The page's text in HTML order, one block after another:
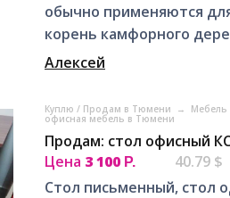
обычно применяются
корень камфорного
Алексей
Куплю / Продам в Тюмени → Мебель
офисная мебель в Тюмени
Продам: стол офисный
Цена 3 100 Р. 40.79 $
Стол письменный, стол